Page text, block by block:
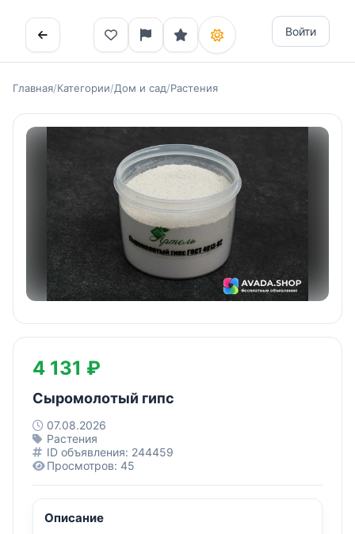
Войти
Главная/Категории/Дом и сад/Растения
4 131 ₽
Сыромолотый гипс
07.08.2026
Растения
ID объявления: 244459
Просмотров: 45
Описание